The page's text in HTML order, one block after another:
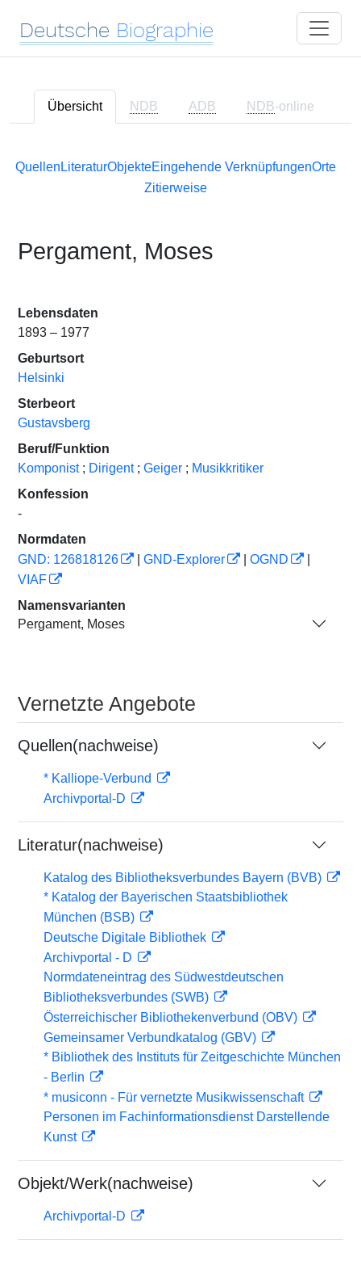
Deutsche Biographie
Übersicht NDB ADB NDB-online
Quellen LiteraturObjekteEingehende VerknüpfungenOrte
Zitierweise
Pergament, Moses
Lebensdaten
1893 – 1977
Geburtsort
Helsinki
Sterbeort
Gustavsberg
Beruf/Funktion
Komponist ; Dirigent ; Geiger ; Musikkritiker
Konfession
-
Normdaten
GND: 126818126
GND-Explorer OGND
VIAF
Namensvarianten
Pergament, Moses
Vernetzte Angebote
Quellen(nachweise)
* Kalliope-Verbund
Archivportal-D
Literatur(nachweise)
Katalog des Bibliotheksverbundes Bayern (BVB)
* Katalog der Bayerischen Staatsbibliothek
München (BSB)
Deutsche Digitale Bibliothek
Archivportal - D
Normdateneintrag des Südwestdeutschen
Bibliotheksverbundes (SWB)
Österreichischer Bibliothekenverbund (OBV)
Gemeinsamer Verbundkatalog (GBV)
* Bibliothek des Instituts für Zeitgeschichte München
- Berlin
* musiconn - Für vernetzte Musikwissenschaft
Personen im Fachinformationsdienst Darstellende
Kunst
Objekt/Werk(nachweise)
Archivportal-D